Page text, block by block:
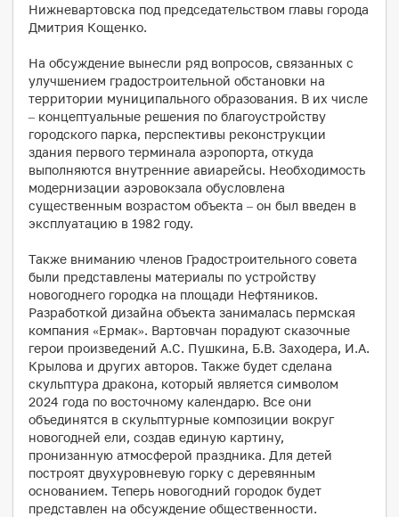
Нижневартовска под председательством главы города
Дмитрия Кощенко.
На обсуждение вынесли ряд вопросов, связанных с
улучшением градостроительной обстановки на
территории муниципального образования. В их числе
– концептуальные решения по благоустройству
городского парка, перспективы реконструкции
здания первого терминала аэропорта, откуда
выполняются внутренние авиарейсы. Необходимость
модернизации аэровокзала обусловлена
существенным возрастом объекта – он был введен в
эксплуатацию в 1982 году.
Также вниманию членов Градостроительного совета
были представлены материалы по устройству
новогоднего городка на площади Нефтяников.
Разработкой дизайна объекта занималась пермская
компания «Ермак». Вартовчан порадуют сказочные
герои произведений А.С. Пушкина, Б.В. Заходера, И.А.
Крылова и других авторов. Также будет сделана
скульптура дракона, который является символом
2024 года по восточному календарю. Все они
объединятся в скульптурные композиции вокруг
новогодней ели, создав единую картину,
пронизанную атмосферой праздника. Для детей
построят двухуровневую горку с деревянным
основанием. Теперь новогодний городок будет
представлен на обсуждение общественности.